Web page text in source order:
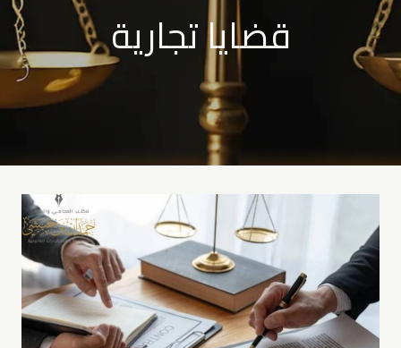
قضايا تجارية